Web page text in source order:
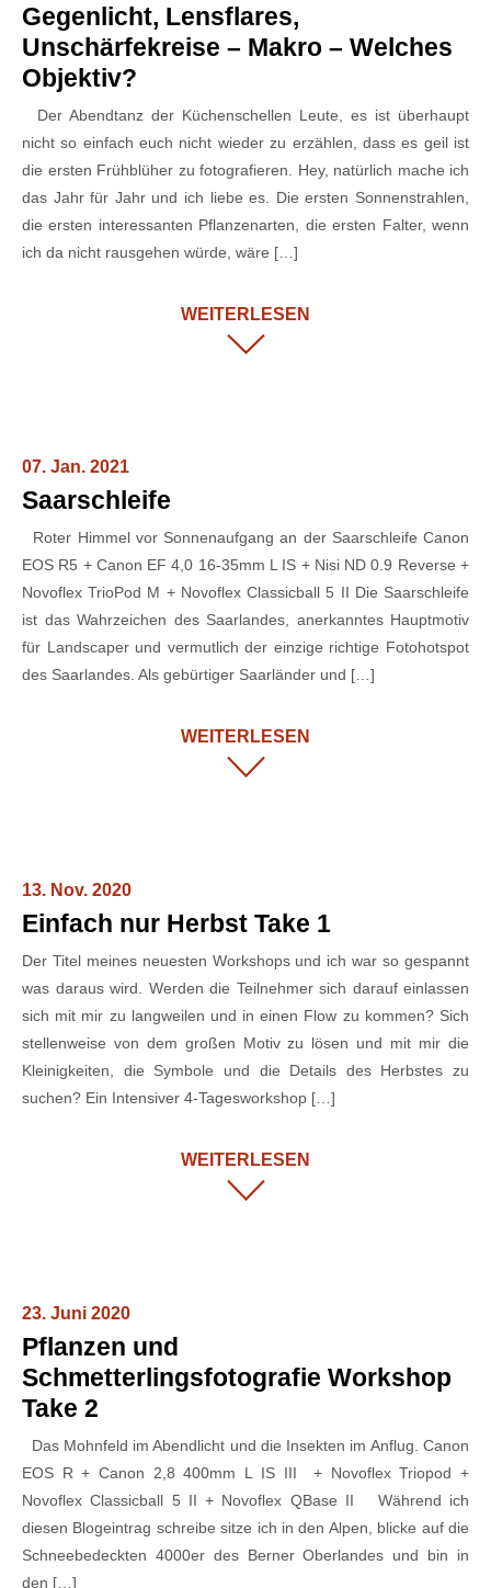
Gegenlicht, Lensflares,
Unschärfekreise – Makro – Welches
Objektiv?
Der Abendtanz der Küchenschellen Leute, es ist überhaupt
nicht so einfach euch nicht wieder zu erzählen, dass es geil ist
die ersten Frühblüher zu fotografieren. Hey, natürlich mache ich
das Jahr für Jahr und ich liebe es. Die ersten Sonnenstrahlen,
die ersten interessanten Pflanzenarten, die ersten Falter, wenn
ich da nicht rausgehen würde, wäre […]
WEITERLESEN
07. Jan. 2021
Saarschleife
Roter Himmel vor Sonnenaufgang an der Saarschleife Canon
EOS R5 + Canon EF 4,0 16-35mm L IS + Nisi ND 0.9 Reverse +
Novoflex TrioPod M + Novoflex Classicball 5 II Die Saarschleife
ist das Wahrzeichen des Saarlandes, anerkanntes Hauptmotiv
für Landscaper und vermutlich der einzige richtige Fotohotspot
des Saarlandes. Als gebürtiger Saarländer und […]
WEITERLESEN
13. Nov. 2020
Einfach nur Herbst Take 1
Der Titel meines neuesten Workshops und ich war so gespannt
was daraus wird. Werden die Teilnehmer sich darauf einlassen
sich mit mir zu langweilen und in einen Flow zu kommen? Sich
stellenweise von dem großen Motiv zu lösen und mit mir die
Kleinigkeiten, die Symbole und die Details des Herbstes zu
suchen? Ein Intensiver 4-Tagesworkshop […]
WEITERLESEN
23. Juni 2020
Pflanzen und
Schmetterlingsfotografie Workshop
Take 2
Das Mohnfeld im Abendlicht und die Insekten im Anflug. Canon
EOS R + Canon 2,8 400mm L IS III + Novoflex Triopod +
Novoflex Classicball 5 II + Novoflex QBase II Während ich
diesen Blogeintrag schreibe sitze ich in den Alpen, blicke auf die
Schneebedeckten 4000er des Berner Oberlandes und bin in
den […]